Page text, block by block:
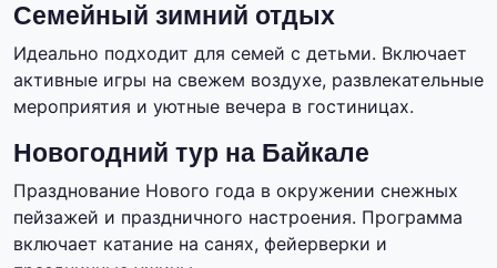
Семейный зимний отдых
Идеально подходит для семей с детьми. Включает
активные игры на свежем воздухе, развлекательные
мероприятия и уютные вечера в гостиницах.
Новогодний тур на Байкале
Празднование Нового года в окружении снежных
пейзажей и праздничного настроения. Программа
включает катание на санях, фейерверки и